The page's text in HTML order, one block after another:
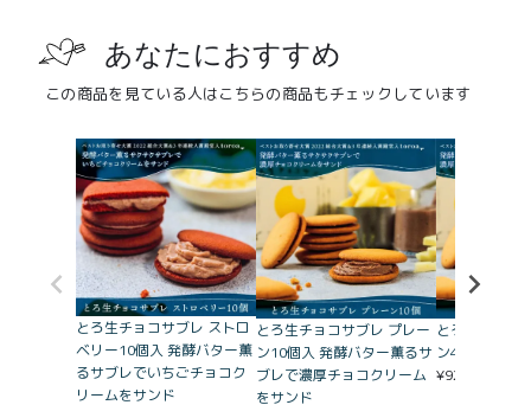
あなたにおすすめ
この商品を見ている人はこちらの商品もチェックしています
とろ生チョコサブレ ストロ
ベリー10個入 発酵バター薫
るサブレでいちごチョコク
リームをサンド
とろ生チョコサブレ プレー
ン10個入 発酵バター薫るサ
ブレで濃厚チョコクリーム
をサンド
とろ生チョコ
ン4個入
¥920